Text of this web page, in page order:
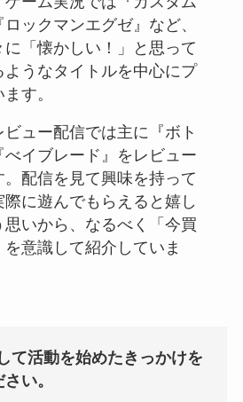
ックマンエグゼ』など、
に「懐かしい！」と思って
ようなタイトルを中心にプ
す。
ビュー配信では主に『ボト
べイブレード』をレビュー
。配信を見て興味を持って
際に遊んでもらえると嬉し
思いから、なるべく「今買
を意識して紹介していま
て活動を始めたきっかけを
い。